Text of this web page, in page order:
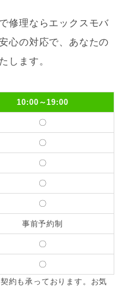
修理ならエックスモバ
心の対応で、あなたの
します。
10:00～19:00
〇
〇
〇
〇
〇
事前予約制
〇
〇
約も承っております。お気